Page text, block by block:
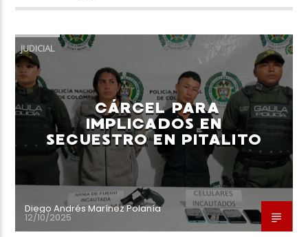
JUDICIAL
CÁRCEL PARA
IMPLICADOS EN
SECUESTRO EN PITALITO
Diego Andrés Marínez Polanía
12/10/2025